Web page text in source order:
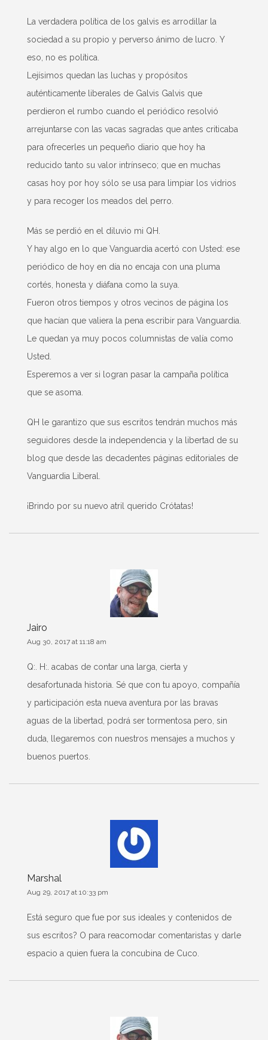
La verdadera política de los galvis es arrodillar la
sociedad a su propio y perverso ánimo de lucro. Y
eso, no es política.
Lejísimos quedan las luchas y propósitos
auténticamente liberales de Galvis Galvis que
perdieron el rumbo cuando el periódico resolvió
arrejuntarse con las vacas sagradas que antes criticaba
para ofrecerles un pequeño diario que hoy ha
reducido tanto su valor intrínseco; que en muchas
casas hoy por hoy sólo se usa para limpiar los vidrios
y para recoger los meados del perro.
Más se perdió en el diluvio mi QH.
Y hay algo en lo que Vanguardia acertó con Usted: ese
periódico de hoy en día no encaja con una pluma
cortés, honesta y diáfana como la suya.
Fueron otros tiempos y otros vecinos de página los
que hacían que valiera la pena escribir para Vanguardia.
Le quedan ya muy pocos columnistas de valía como
Usted.
Esperemos a ver si logran pasar la campaña política
que se asoma.
QH le garantizo que sus escritos tendrán muchos más
seguidores desde la independencia y la libertad de su
blog que desde las decadentes páginas editoriales de
Vanguardia Liberal.
¡Brindo por su nuevo atril querido Crótatas!
Jairo
Aug 30, 2017 at 11:18 am
Q:. H:. acabas de contar una larga, cierta y
desafortunada historia. Sé que con tu apoyo, compañía
y participación esta nueva aventura por las bravas
aguas de la libertad, podrá ser tormentosa pero, sin
duda, llegaremos con nuestros mensajes a muchos y
buenos puertos.
Marshal
Aug 29, 2017 at 10:33 pm
Está seguro que fue por sus ideales y contenidos de
sus escritos? O para reacomodar comentaristas y darle
espacio a quien fuera la concubina de Cuco.